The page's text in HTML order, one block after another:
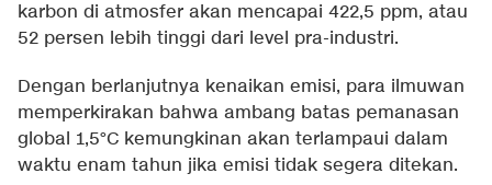
karbon di atmosfer akan mencapai 422,5 ppm, atau
52 persen lebih tinggi dari level pra-industri.
Dengan berlanjutnya kenaikan emisi, para ilmuwan
memperkirakan bahwa ambang batas pemanasan
global 1,5°C kemungkinan akan terlampaui dalam
waktu enam tahun jika emisi tidak segera ditekan.